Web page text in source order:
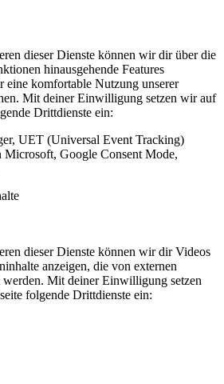
dieser Dienste können wir dir über die
hinausgehende Features
eine komfortable Nutzung unserer
Mit deiner Einwilligung setzen wir auf
Drittdienste ein:
UET (Universal Event Tracking)
Microsoft, Google Consent Mode,
dieser Dienste können wir dir Videos
anzeigen, die von externen
werden. Mit deiner Einwilligung setzen
folgende Drittdienste ein: